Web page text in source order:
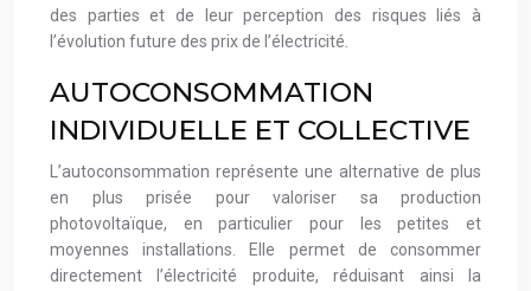
des parties et de leur perception des risques liés à
l’évolution future des prix de l’électricité.
AUTOCONSOMMATION
INDIVIDUELLE ET COLLECTIVE
L’autoconsommation représente une alternative de plus
en plus prisée pour valoriser sa production
photovoltaïque, en particulier pour les petites et
moyennes installations. Elle permet de consommer
directement l’électricité produite, réduisant ainsi la